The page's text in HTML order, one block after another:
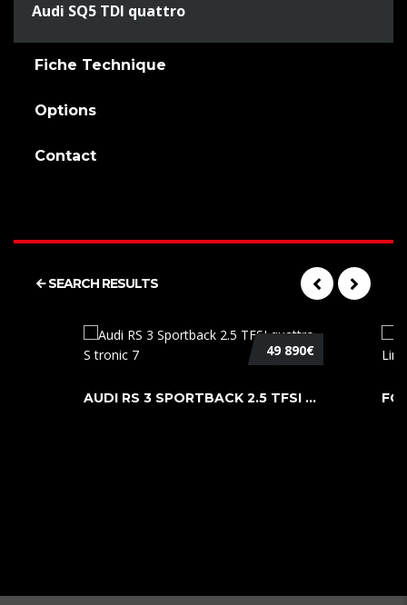
Audi SQ5 TDI quattro
Fiche Technique
Options
Contact
SEARCH RESULTS
49 890€
AUDI RS 3 SPORTBACK 2.5 TFSI QUATTR ...